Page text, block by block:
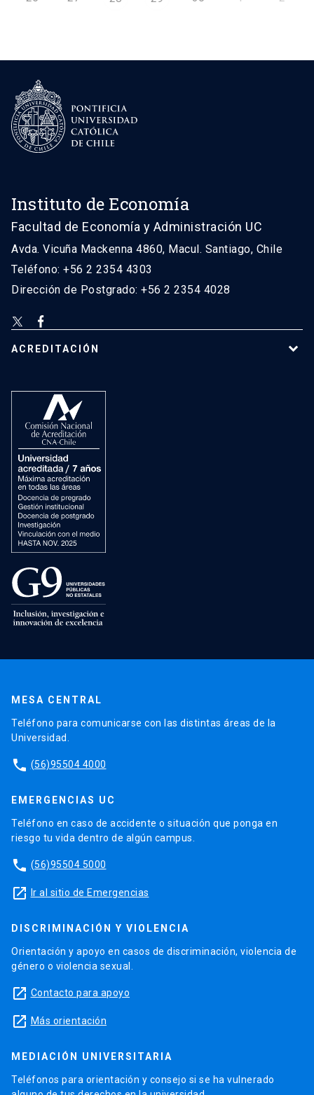
Instituto de Economía
Facultad de Economía y Administración UC
Avda. Vicuña Mackenna 4860, Macul. Santiago, Chile
Teléfono: +56 2 2354 4303
Dirección de Postgrado: +56 2 2354 4028
ACREDITACIÓN
MESA CENTRAL
Teléfono para comunicarse con las distintas áreas de la
Universidad.
phone (56)95504 4000
EMERGENCIAS UC
Teléfono en caso de accidente o situación que ponga en
riesgo tu vida dentro de algún campus.
phone (56)95504 5000
launch Ir al sitio de Emergencias
DISCRIMINACIÓN Y VIOLENCIA
Orientación y apoyo en casos de discriminación, violencia de
género o violencia sexual.
launch Contacto para apoyo
launch Más orientación
MEDIACIÓN UNIVERSITARIA
Teléfonos para orientación y consejo si se ha vulnerado